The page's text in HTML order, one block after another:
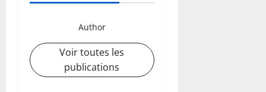
Author
Voir toutes les
publications